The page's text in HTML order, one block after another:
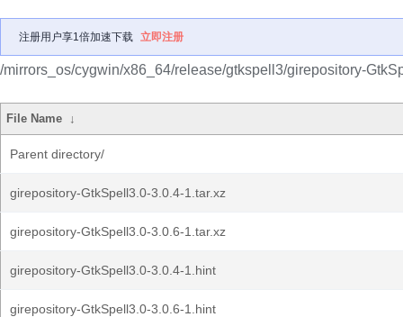
注册用户享1倍加速下载 立即注册
/mirrors_os/cygwin/x86_64/release/gtkspell3/girepository-
File Name ↓
Parent directory/
girepository-GtkSpell3.0-3.0.4-1.tar.xz
girepository-GtkSpell3.0-3.0.6-1.tar.xz
girepository-GtkSpell3.0-3.0.4-1.hint
girepository-GtkSpell3.0-3.0.6-1.hint